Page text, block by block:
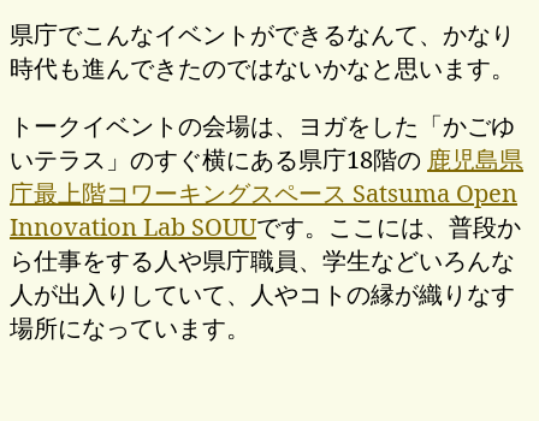
県庁でこんなイベントができるなんて、かなり
時代も進んできたのではないかなと思います。
トークイベントの会場は、ヨガをした「かごゆ
いテラス」のすぐ横にある県庁18階の 鹿児島県
庁最上階コワーキングスペース Satsuma Open
Innovation Lab SOUUです。ここには、普段か
ら仕事をする人や県庁職員、学生などいろんな
人が出入りしていて、人やコトの縁が織りなす
場所になっています。